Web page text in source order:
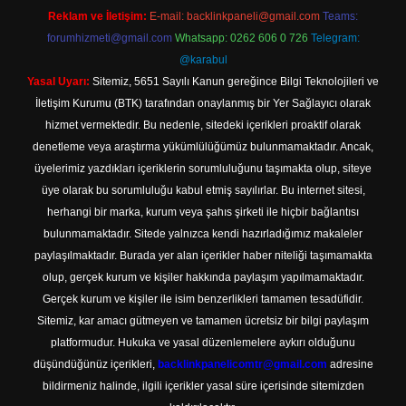
Reklam ve İletişim: E-mail: backlinkpaneli@gmail.com Teams:
forumhizmeti@gmail.com Whatsapp: 0262 606 0 726 Telegram:
@karabul
Yasal Uyarı: Sitemiz, 5651 Sayılı Kanun gereğince Bilgi Teknolojileri ve
İletişim Kurumu (BTK) tarafından onaylanmış bir Yer Sağlayıcı olarak
hizmet vermektedir. Bu nedenle, sitedeki içerikleri proaktif olarak
denetleme veya araştırma yükümlülüğümüz bulunmamaktadır. Ancak,
üyelerimiz yazdıkları içeriklerin sorumluluğunu taşımakta olup, siteye
üye olarak bu sorumluluğu kabul etmiş sayılırlar. Bu internet sitesi,
herhangi bir marka, kurum veya şahıs şirketi ile hiçbir bağlantısı
bulunmamaktadır. Sitede yalnızca kendi hazırladığımız makaleler
paylaşılmaktadır. Burada yer alan içerikler haber niteliği taşımamakta
olup, gerçek kurum ve kişiler hakkında paylaşım yapılmamaktadır.
Gerçek kurum ve kişiler ile isim benzerlikleri tamamen tesadüfidir.
Sitemiz, kar amacı gütmeyen ve tamamen ücretsiz bir bilgi paylaşım
platformudur. Hukuka ve yasal düzenlemelere aykırı olduğunu
düşündüğünüz içerikleri, backlinkpanelicomtr@gmail.com adresine
bildirmeniz halinde, ilgili içerikler yasal süre içerisinde sitemizden